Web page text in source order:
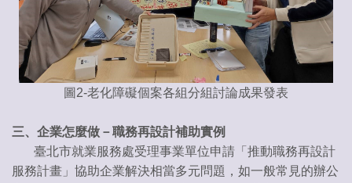
圖2-老化障礙個案各組分組討論成果發表
三、企業怎麼做－職務再設計補助實例
臺北市就業服務處受理事業單位申請「推動職務再設計
服務計畫」協助企業解決相當多元問題，如一般常見的辦公